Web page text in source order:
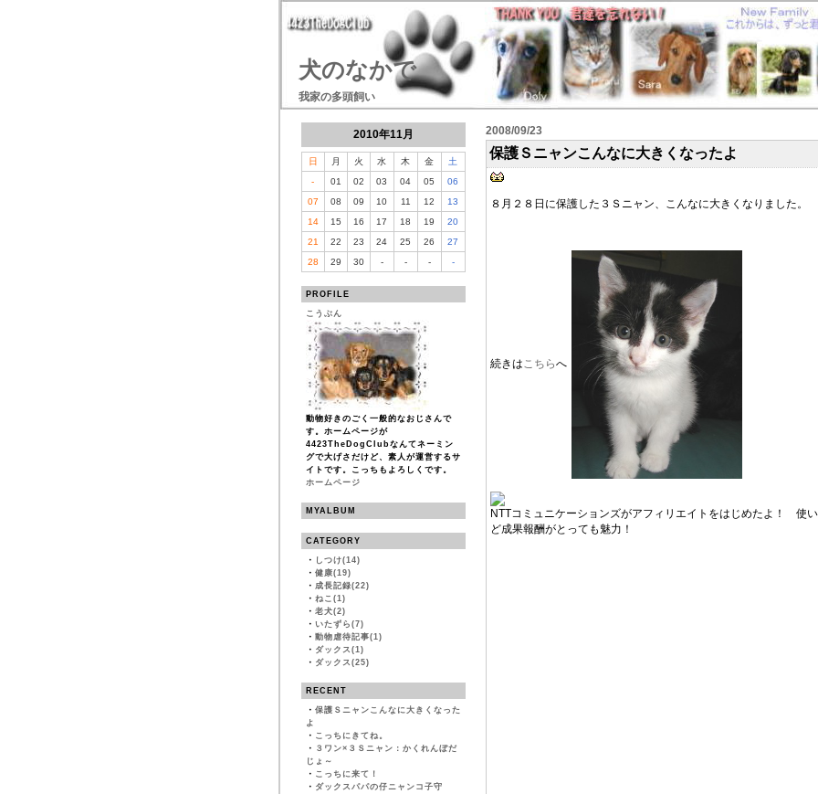
犬のなかで
我家の多頭飼い
2010年11月
日 月 火 水 木 金
土
-
01 02 03 04 05
06
07
08 09 10 11 12
13
14
15 16 17 18 19
20
21
22 23 24 25 26
27
28
29 30 - - - -
PROFILE
こうぶん
動物好きのごく一般的なおじさんで
す。ホームページが
4423TheDogClubなんてネーミン
グで大げさだけど、素人が運営するサ
イトです。こっちもよろしくです。
ホームページ
MYALBUM
CATEGORY
・ しつけ(14)
・ 健康(19)
・ 成長記録(22)
・ ねこ(1)
・ 老犬(2)
・ いたずら(7)
・ 動物虐待記事(1)
・ ダックス(1)
・ ダックス(25)
RECENT
・ 保護Ｓニャンこんなに大きくなった
よ
・ こっちにきてね。
・ ３ワン×３Ｓニャン：かくれんぼだ
じょ～
・ こっちに来て！
・ ダックスパパの仔ニャンコ子守
2008/09/23
保護Ｓニャンこんなに大きくなったよ
８月２８日に保護した３Ｓニャン、こんなに大きくなりました。
続きはこちらへ
NTTコミュニケーションズがアフィリエイトをはじめたよ！ 使
ど成果報酬がとっても魅力！